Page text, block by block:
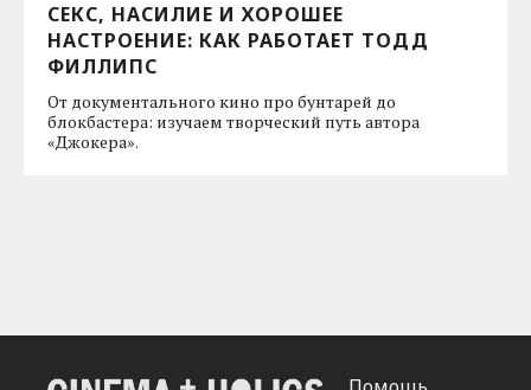
СЕКС, НАСИЛИЕ И ХОРОШЕЕ
НАСТРОЕНИЕ: КАК РАБОТАЕТ ТОДД
ФИЛЛИПС
От документального кино про бунтарей до
блокбастера: изучаем творческий путь автора
«Джокера».